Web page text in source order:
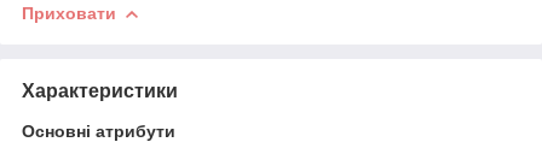
Приховати
Характеристики
Основні атрибути